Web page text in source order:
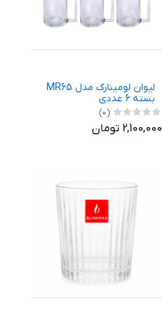
لیوان لومینارک مدل MR65
بسته 6 عددی
(0)
2,100,000 تومان